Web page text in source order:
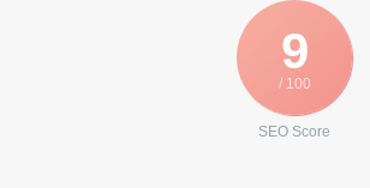
9
/ 100
SEO Score